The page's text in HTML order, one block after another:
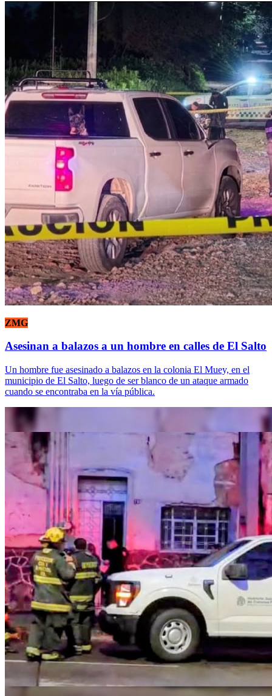
ZMG
Asesinan a balazos a un hombre en calles de El Salto
Un hombre fue asesinado a balazos en la colonia El Muey, en el
municipio de El Salto, luego de ser blanco de un ataque armado
cuando se encontraba en la vía pública.